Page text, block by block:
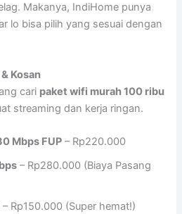
Makanya, IndiHome punya
lo bisa pilih yang sesuai dengan
Kosan
cari paket wifi murah 100 ribu
streaming dan kerja ringan.
Mbps FUP – Rp220.000
– Rp280.000 (Biaya Pasang
– Rp150.000 (Super hemat!)